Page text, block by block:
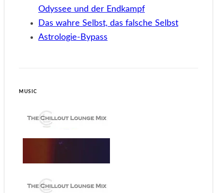
Odyssee und der Endkampf
Das wahre Selbst, das falsche Selbst
Astrologie-Bypass
MUSIC